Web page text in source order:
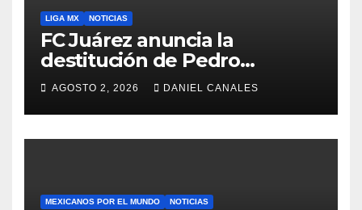
LIGA MX NOTICIAS
FC Juárez anuncia la
destitución de Pedro
Caixinha
AGOSTO 2, 2026 DANIEL CANALES
MEXICANOS POR EL MUNDO NOTICIAS